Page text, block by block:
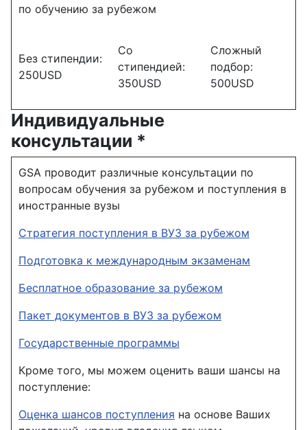
по обучению за рубежом
Без стипендии:
250USD
Со
стипендией:
350USD
Сложный
подбор:
500USD
Индивидуальные
консультации *
GSA проводит различные консультации по
вопросам обучения за рубежом и поступления в
иностранные вузы
Стратегия поступления в ВУЗ за рубежом
Подготовка к международным экзаменам
Бесплатное образование за рубежом
Пакет документов в ВУЗ за рубежом
Государственные программы
Кроме того, мы можем оценить ваши шансы на
поступление:
Оценка шансов поступления на основе Ваших